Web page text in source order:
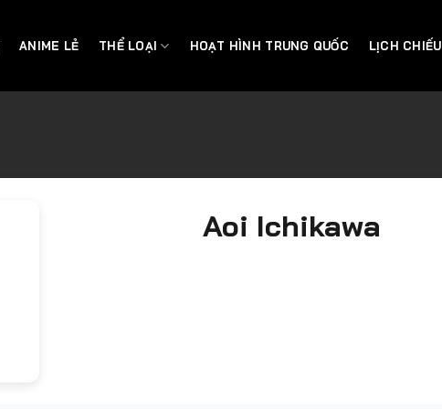
ANIME LẺ THỂ LOẠI HOẠT HÌNH TRUNG QUỐC LỊCH CHIẾU
Aoi Ichikawa